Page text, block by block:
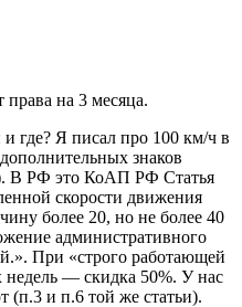
на 3 месяца.
где? Я писал про 100 км/ч в
знаков
В РФ это КоАП РФ Статья
скорости движения
более 20, но не более 40
административного
При «строго работающей
недель — скидка 50%. У нас
(п.3 и п.6 той же статьи).